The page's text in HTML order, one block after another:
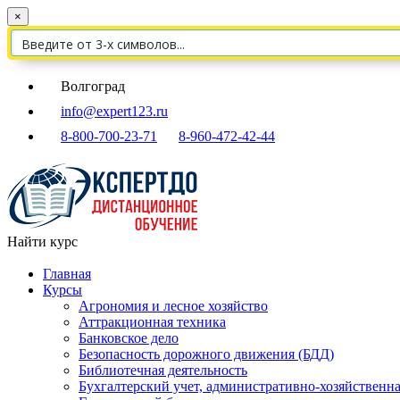
×
Волгоград
info@expert123.ru
8-800-700-23-71
8-960-472-42-44
Найти курс
Главная
Курсы
Агрономия и лесное хозяйство
Аттракционная техника
Банковское дело
Безопасность дорожного движения (БДД)
Библиотечная деятельность
Бухгалтерский учет, административно-